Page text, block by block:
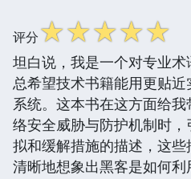
评分☆☆☆☆☆
坦白说，我是一个对专业
总希望技术书籍能用更贴
系统。这本书在这方面给
络安全威胁与防护机制时
拟和缓解措施的描述，这
清晰地想象出黑客是如何利